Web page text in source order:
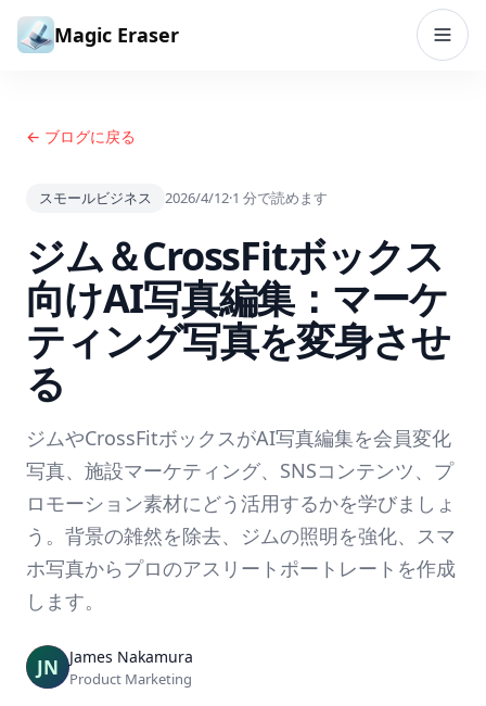
コンテンツへスキップ
Magic Eraser
← ブログに戻る
スモールビジネス 2026/4/12·1 分で読めます
ジム＆CrossFitボックス
向けAI写真編集：マーケ
ティング写真を変身させ
る
ジムやCrossFitボックスがAI写真編集を会員変化
写真、施設マーケティング、SNSコンテンツ、プ
ロモーション素材にどう活用するかを学びましょ
う。背景の雑然を除去、ジムの照明を強化、スマ
ホ写真からプロのアスリートポートレートを作成
します。
James Nakamura
Product Marketing